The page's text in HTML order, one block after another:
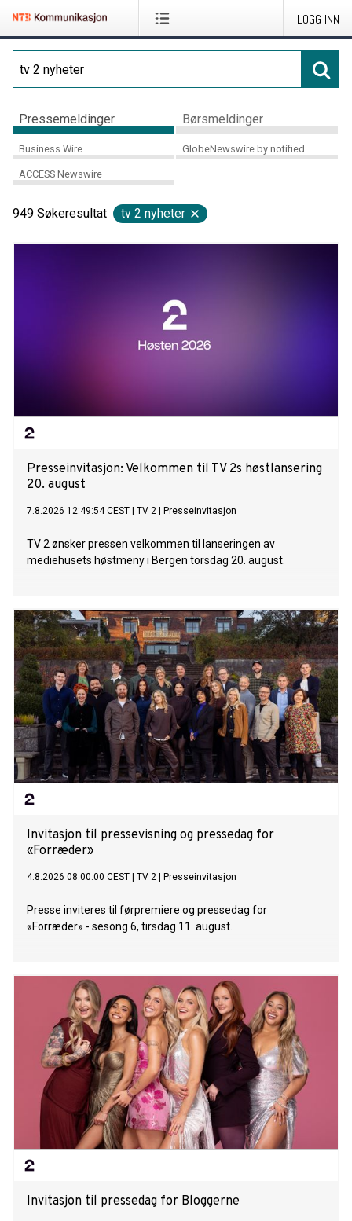
LOGG INN
Pressemeldinger Børsmeldinger
Business Wire GlobeNewswire by notified
ACCESS Newswire
949 Søkeresultat tv 2 nyheter
Presseinvitasjon: Velkommen til TV 2s høstlansering
20. august
7.8.2026 12:49:54 CEST TV 2 Presseinvitasjon
TV 2 ønsker pressen velkommen til lanseringen av
mediehusets høstmeny i Bergen torsdag 20. august.
Invitasjon til pressevisning og pressedag for
«Forræder»
4.8.2026 08:00:00 CEST TV 2 Presseinvitasjon
Presse inviteres til førpremiere og pressedag for
«Forræder» - sesong 6, tirsdag 11. august.
Invitasjon til pressedag for Bloggerne